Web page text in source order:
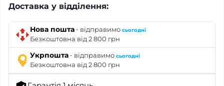
Доставка у відділення:
Нова пошта · відправимо сьогодні
Безкоштовна від 2 800 грн
Укрпошта · відправимо сьогодні
Безкоштовна від 2 800 грн